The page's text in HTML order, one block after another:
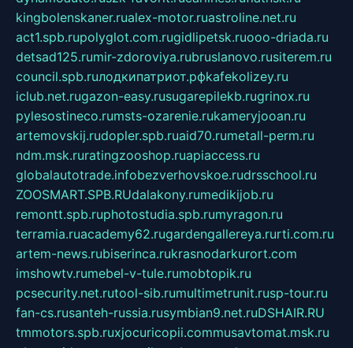
kingbolenskaner.rualex-motor.ruastroline.net.ru
act1.spb.rupolyglot.com.rugidlipetsk.ruooo-driada.ru
detsad125.rumir-zdoroviya.rubruslanovo.rusiterem.ru
council.spb.ruлодкипатриот.рфkafekolizey.ru
iclub.net.rugazon-easy.rusugarepilekb.rugrinox.ru
pylesostineco.rumsts-ozarenie.rukameryjooan.ru
artemovskij.rudopler.spb.ruaid70.rumetall-perm.ru
ndm.msk.ruratingzooshop.ruapiaccess.ru
globalautotrade.infobezverhovskoe.rudrsschool.ru
ZOOSMART.SPB.RUdalakony.rumedikijob.ru
remontt.spb.ruphotostudia.spb.rumyragon.ru
terramia.ruacademy62.rugardengallereya.rurti.com.ru
artem-news.rubiserinca.rukrasnodarkurort.com
imshowtv.rumebel-v-tule.rumobtopik.ru
pcsecurity.net.rutool-sib.rumultimetrunit.rusp-tour.ru
fan-cs.rusanteh-russia.rusymbian9.net.ruDSHAIR.RU
tmmotors.spb.ruxjocuricopii.commusavtomat.msk.ru